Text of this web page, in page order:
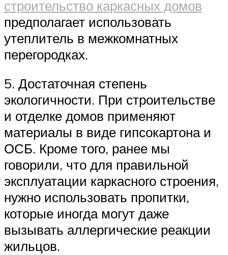
строительство каркасных домов
предполагает использовать
утеплитель в межкомнатных
перегородках.
5. Достаточная степень
экологичности. При строительстве
и отделке домов применяют
материалы в виде гипсокартона и
ОСБ. Кроме того, ранее мы
говорили, что для правильной
эксплуатации каркасного строения,
нужно использовать пропитки,
которые иногда могут даже
вызывать аллергические реакции
жильцов.